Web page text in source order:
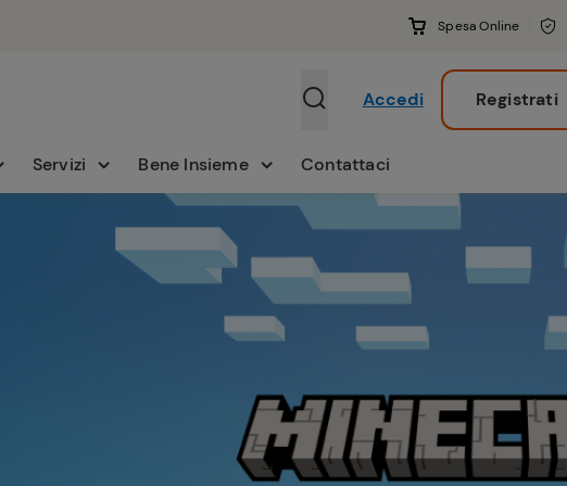
Spesa Online
Accedi Registrati
Servizi Bene Insieme Contattaci